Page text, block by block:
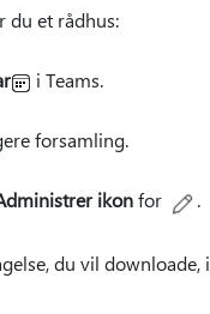
du et rådhus:
i Teams.
forsamling.
ikonfor .
du vil downloade, i